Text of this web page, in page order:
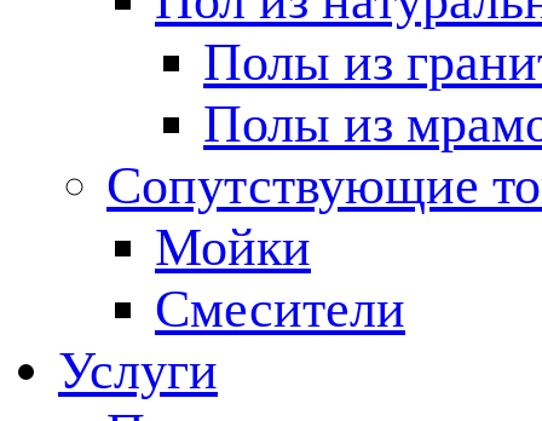
Полы из
Полы из
Сопутствующие
Мойки
Смесители
Услуги